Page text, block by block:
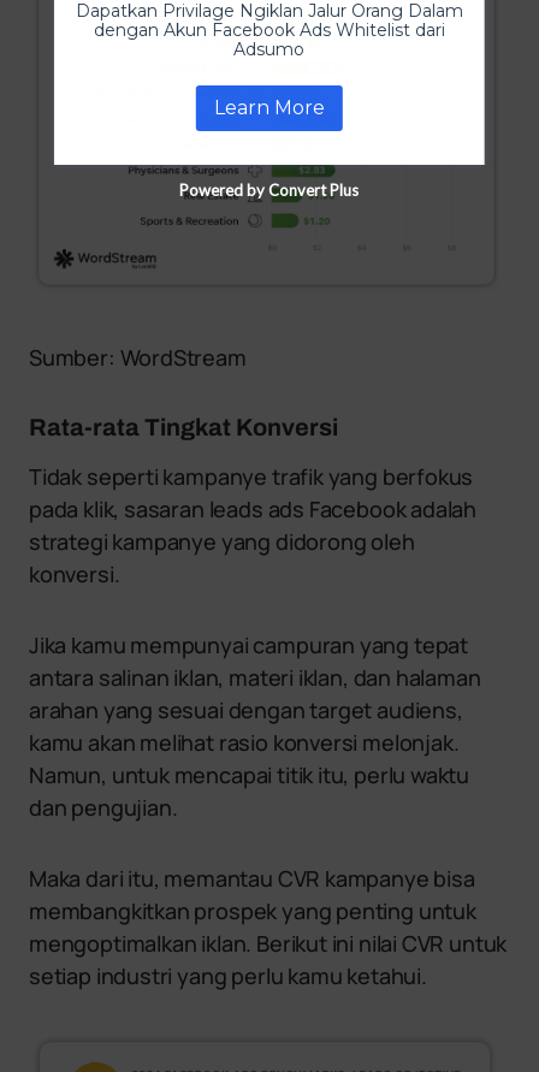
Sumber: WordStream
Rata-rata Tingkat Konversi
Tidak seperti kampanye trafik yang berfokus
pada klik, sasaran leads ads Facebook adalah
strategi kampanye yang didorong oleh
konversi.
Jika kamu mempunyai campuran yang tepat
antara salinan iklan, materi iklan, dan halaman
arahan yang sesuai dengan target audiens,
kamu akan melihat rasio konversi melonjak.
Namun, untuk mencapai titik itu, perlu waktu
dan pengujian.
Maka dari itu, memantau CVR kampanye bisa
membangkitkan prospek yang penting untuk
mengoptimalkan iklan. Berikut ini nilai CVR untuk
setiap industri yang perlu kamu ketahui.
Dapatkan Privilage Ngiklan Jalur Orang Dalam
dengan Akun Facebook Ads Whitelist dari
Adsumo
Learn More
Powered by Convert Plus